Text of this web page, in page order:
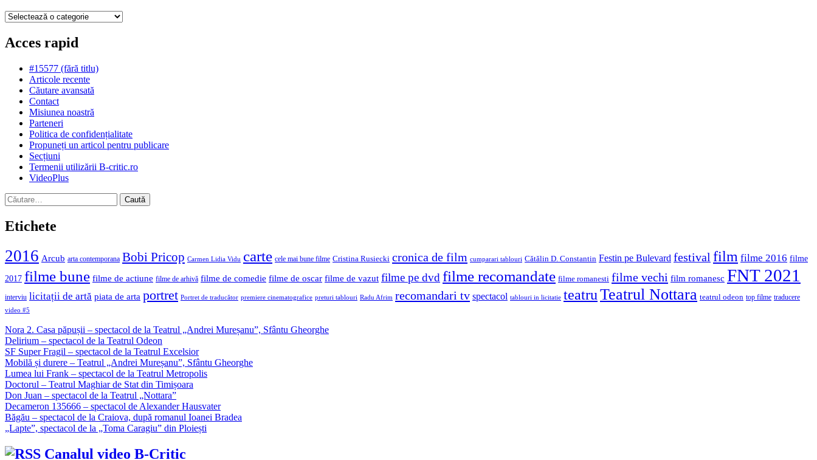
Categorii
Acces rapid
#15577 (fără titlu)
Articole recente
Căutare avansată
Contact
Misiunea noastră
Parteneri
Politica de confidențialitate
Propuneți un articol pentru publicare
Secțiuni
Termenii utilizării B-critic.ro
VideoPlus
Caută
după:
Etichete
2016 Arcub arta contemporana Bobi Pricop Carmen Lidia Vidu carte cele mai bune filme Cristina Rusiecki cronica de film cumparari tablouri Cătălin D. Constantin Festin pe Bulevard festival film filme 2016 filme
2017 filme bune filme de actiune filme de arhivă filme de comedie filme de oscar filme de vazut filme pe dvd filme recomandate filme romanesti filme vechi film romanesc FNT 2021
interviu licitații de artă piata de arta portret Portret de traducător premiere cinematografice preturi tablouri Radu Afrim recomandari tv spectacol tablouri in licitatie teatruTeatrul Nottara teatrul odeon top filme traducere
video #5
Nora 2. Casa păpușii – spectacol de la Teatrul „Andrei Mureșanu”, Sfântu Gheorghe
Delirium – spectacol de la Teatrul Odeon
SF Super Fragil – spectacol de la Teatrul Excelsior
Mobilă și durere – Teatrul „Andrei Mureșanu”, Sfântu Gheorghe
Lumea lui Frank – spectacol de la Teatrul Metropolis
Doctorul – Teatrul Maghiar de Stat din Timișoara
Don Juan – spectacol de la Teatrul „Nottara”
Decameron 135666 – spectacol de Alexander Hausvater
Băgău – spectacol de la Craiova, după romanul Ioanei Bradea
„Lapte”, spectacol de la „Toma Caragiu” din Ploiești
Canalul video B-Critic